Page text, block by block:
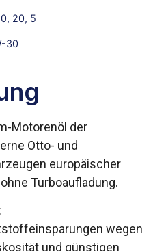
, 20, 5
30
Motorenöl der
Otto- und
europäischer
Turboaufladung.
wegen
und günstigen